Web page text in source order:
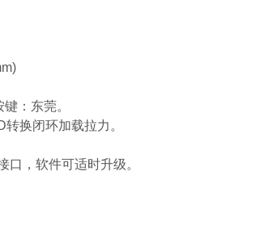
：东莞。
换闭环加载拉力。
，软件可适时升级。